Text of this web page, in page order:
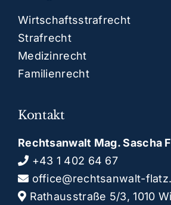
Wirtschaftsstrafrecht
Strafrecht
Medizinrecht
Familienrecht
Kontakt
Rechtsanwalt Mag. Sascha
+43 1 402 64 67
office@rechtsanwalt-
Rathausstraße 5/3, 1010